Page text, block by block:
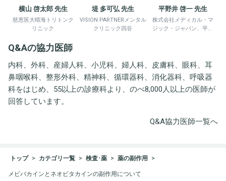
横山 啓太郎 先生
慈恵医大晴海トリトンク
リニック
堤 多可弘 先生
VISION PARTNERメンタル
クリニック四谷
平野井 啓一 先生
株式会社メディカル・マ
ジック・ジャパン、平野
Q&Aの協力医師
内科、外科、産婦人科、小児科、婦人科、皮膚科、眼科、耳
鼻咽喉科、整形外科、精神科、循環器科、消化器科、呼吸器
科をはじめ、55以上の診療科より、のべ8,000人以上の医師が
回答しています。
Q&A協力医師一覧へ
トップ カテゴリ一覧 検査･薬 薬の副作用
メピバカインとネオビタカインの副作用について